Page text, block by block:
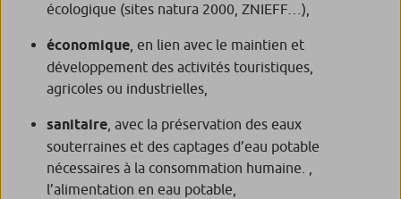
écologique (sites natura 2000, ZNIEFF…),
économique , en lien avec le maintien et
développement des activités touristiques,
agricoles ou industrielles,
sanitaire , avec la préservation des eaux
souterraines et des captages d’eau potable
nécessaires à la consommation humaine. ,
l’alimentation en eau potable,